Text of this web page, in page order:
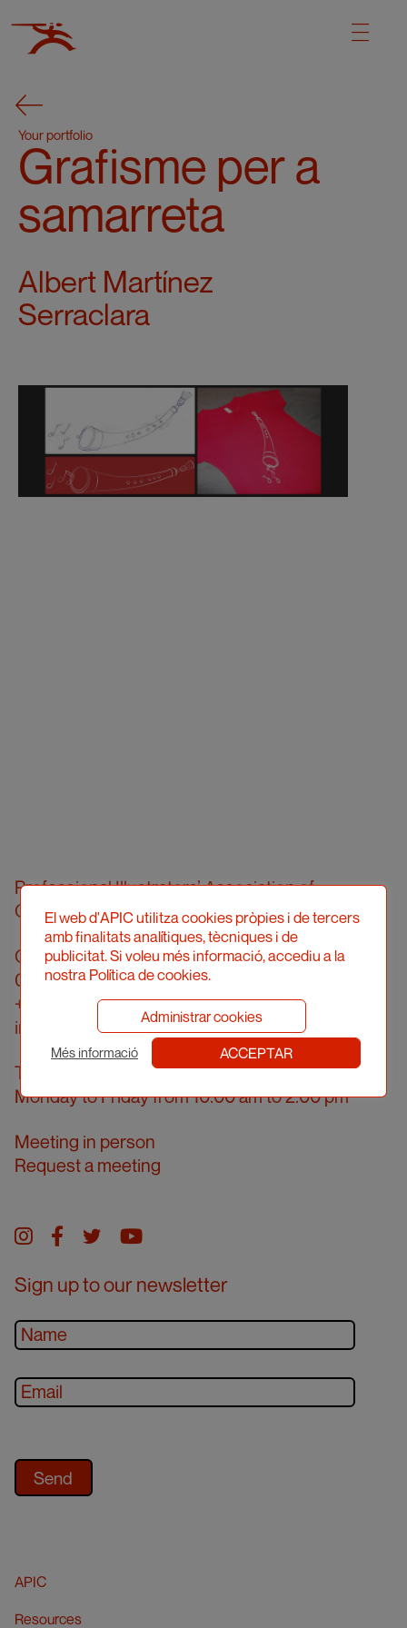
Your portfolio
Grafisme per a
samarreta
Albert Martínez
Serraclara
Professional Illustrators’ Association of
Catalonia (hereinafter, APIC)
Carrer Londres, 96, pral. 2a
08036 Barcelona
+34 934 161 474
info@apic.cat
Telephone answering hours
Monday to Friday from 10.00 am to 2.00 pm
Meeting in person
Request a meeting
Instagram
facebook
twitteryoutube
Sign up to our newsletter
APIC
Resources
El web d'APIC utilitza cookies pròpies i de tercers
amb finalitats analítiques, tècniques i de
publicitat. Si voleu més informació, accediu a la
nostra Política de cookies.
Administrar cookies
Més informació ACCEPTAR